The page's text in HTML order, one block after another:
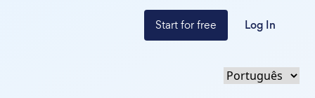
Start for free Log In